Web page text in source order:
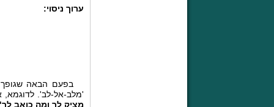
ערוך ניסוי:
בפעם הבאה שגופך
'מלב-אל-לב'. לדוגמא,
מציק לך ומה כואב